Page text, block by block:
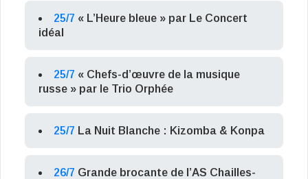
25/7 « L’Heure bleue » par Le Concert
idéal
25/7 « Chefs-d’œuvre de la musique
russe » par le Trio Orphée
25/7 La Nuit Blanche : Kizomba & Konpa
26/7 Grande brocante de l’AS Chailles-